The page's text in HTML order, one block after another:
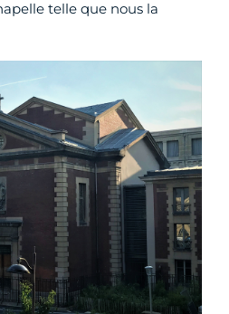
telle que nous la